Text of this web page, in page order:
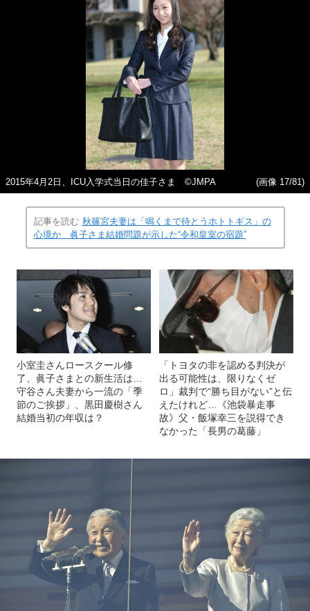
2015年4月2日、ICU入学式当日の佳子さま ©JMPA (画像 17/81)
記事を読む 秋篠宮夫妻は「鳴くまで待とうホトトギス」の
心境か 眞子さま結婚問題が示した“令和皇室の宿題”
小室圭さんロースクール修
了、眞子さまとの新生活は…
守谷さん夫妻から一流の「季
節のご挨拶」、黒田慶樹さん
結婚当初の年収は？
「トヨタの非を認める判決が
出る可能性は、限りなくゼ
ロ」裁判で“勝ち目がない”と伝
えたけれど…《池袋暴走事
故》父・飯塚幸三を説得でき
なかった「長男の葛藤」